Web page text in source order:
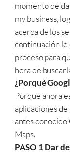
momento de
my business,
acerca de los
continuación le
proceso para
hora de
¿Porqué
Porque ahora
aplicaciones
antes conocido
Maps.
PASO 1 Dar